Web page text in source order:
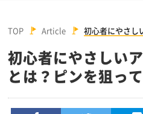
TOP Article 初心者にやさ
初心者にやさしい
とは？ピンを狙っ